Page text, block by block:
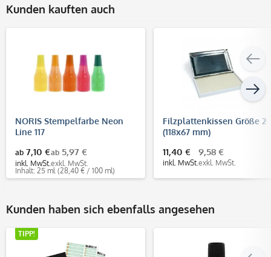
Kunden kauften auch
NORIS Stempelfarbe Neon
Line 117
ab 7,10 €
inkl. MwSt.
ab 5,97 €
exkl. MwSt.
Inhalt: 25 ml (28,40 € / 100 ml)
Filzplattenkissen Größe 2
(118x67 mm)
11,40 €
inkl. MwSt.
9,58 €
exkl. MwSt.
Kunden haben sich ebenfalls angesehen
TIPP!